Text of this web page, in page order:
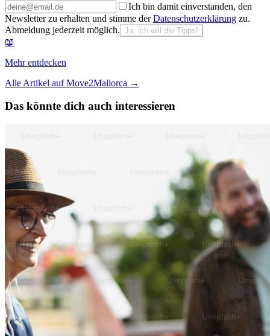
Ich bin damit einverstanden, den
Newsletter zu erhalten und stimme der Datenschutzerklärung zu.
Abmeldung jederzeit möglich. Ja, ich will die Tipps!
📖
Mehr entdecken
Alle Artikel auf Move2Mallorca →
Das könnte dich auch interessieren